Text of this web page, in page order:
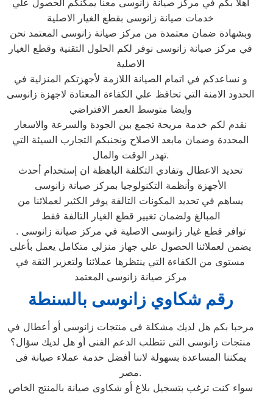
اهلا بكم في مركز صيانة زانوسى معنا يمكنكم الحصول علي
خدمات صيانة زانوسى بقطع الغيار الاصلية
وبشهادة ضمان معتمدة من مركز صيانة زانوسى المعتمد نحن
في مركز صيانة زانوسى نوفر لكم الحلول التقنية وقطع الغيار
الاصلية
و نساعدكم في اتمام الصيانة اللازمة لأجهزتكم المنزلية في
الحدود الامنة التي تحافظ علي الكفاءة المعتادة لاجهزة زانوسى
وايضا متوسط العمر الافتراضي
نقدم لكم خدمة مريحة تجمع بين الجودة والسرعة والاسعار
المحددة وضمان مابعد الاصلاح ونجنبكم التجارب السيئة التي
تهدر الوقت والمال.
تحديد الاعطال وتفادي التكلفة الباهظة ان إستخدام أحدث
الأجهزة وأنظمة التكنولوجيا بمركز صيانة زانوسى
يساهم في تحديد المكونات التالفة يوفر الكثير لعملائنا من
المبالغ ولضمان تغيير قطع الغيار التالفة فقط
توافر قطع غيار زانوسى الاصلية في مركز صيانة زانوسى .
يضمن لعملائنا الحصول علي جهاز منزلي متكامل يعمل بأعلى
مستوى من الكفاءة التي ينتظرها عملائنا ولتعزيز الثقة في
مركز صيانة زانوسى المعتمد
رقم شكاوي زانوسى بالسنطة
مرحبا بكم هل لديك مشكلة فى منتجات زانوسى أو أعطال في
منتجات زانوسى التى تتطلب الدعم الفنى أو هل لديك سؤال؟
يمكننا المساعدة بسهولة لاننا أفضل خدمة عملاء صيانة فى
مصر.
سواء كنت ترغب بتسجيل بلاغ أو شكاوى صيانة بالمنتج الخاص